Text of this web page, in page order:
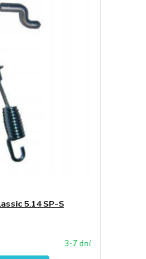
5.14 SP-S
3-7 dní